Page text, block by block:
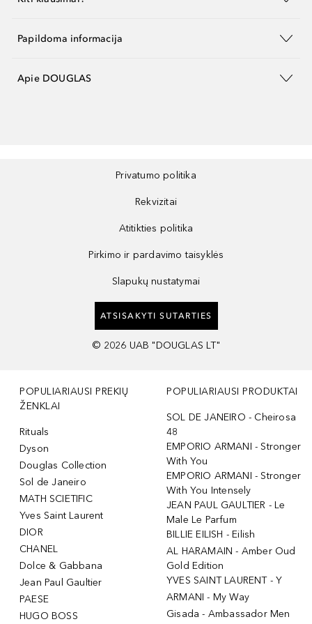
Papildoma informacija
Apie DOUGLAS
Privatumo politika
Rekvizitai
Atitikties politika
Pirkimo ir pardavimo taisyklės
Slapukų nustatymai
ATSISAKYTI SUTARTIES
© 2026 UAB "DOUGLAS LT"
POPULIARIAUSI PREKIŲ
ŽENKLAI
Rituals
Dyson
Douglas Collection
Sol de Janeiro
MATH SCIETIFIC
Yves Saint Laurent
DIOR
CHANEL
Dolce & Gabbana
Jean Paul Gaultier
PAESE
HUGO BOSS
POPULIARIAUSI PRODUKTAI
SOL DE JANEIRO - Cheirosa
48
EMPORIO ARMANI - Stronger
With You
EMPORIO ARMANI - Stronger
With You Intensely
JEAN PAUL GAULTIER - Le
Male Le Parfum
BILLIE EILISH - Eilish
AL HARAMAIN - Amber Oud
Gold Edition
YVES SAINT LAURENT - Y
ARMANI - My Way
Gisada - Ambassador Men